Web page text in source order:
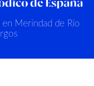
en Merindad de Río